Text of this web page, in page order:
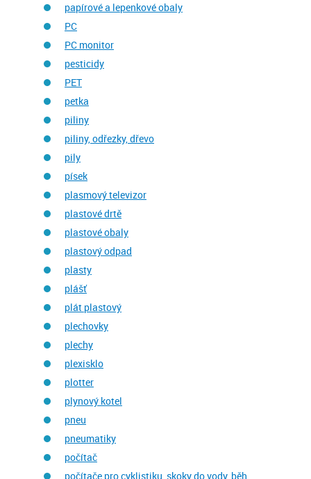
papírové a lepenkové obaly
PC
PC monitor
pesticidy
PET
petka
piliny
piliny, odřezky, dřevo
pily
písek
plasmový televizor
plastové drtě
plastové obaly
plastový odpad
plasty
plášť
plát plastový
plechovky
plechy
plexisklo
plotter
plynový kotel
pneu
pneumatiky
počítač
počítače pro cyklistiku, skoky do vody, běh,